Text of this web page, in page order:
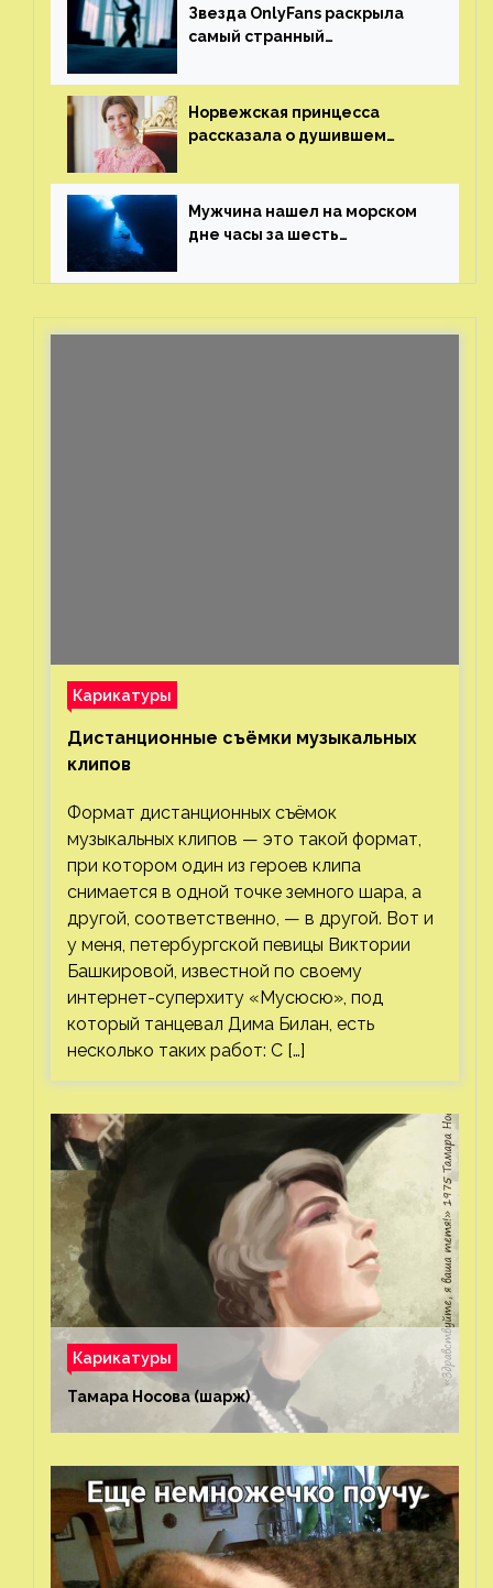
Звезда OnlyFans раскрыла
самый странный
от фаната
Норвежская принцесса
рассказала о душившем
генерала
Мужчина нашел на морском
дне часы за шесть
с помощью пластиковых
Карикатуры
Дистанционные съёмки музыкальных
клипов⁠⁠
Формат дистанционных съёмок
музыкальных клипов — это такой формат,
при котором один из героев клипа
снимается в одной точке земного шара, а
другой, соответственно, — в другой. Вот и
у меня, петербургской певицы Виктории
Башкировой, известной по своему
интернет-суперхиту «Мусюсю», под
который танцевал Дима Билан, есть
несколько таких работ: С […]
Карикатуры
Тамара Носова (шарж)⁠⁠